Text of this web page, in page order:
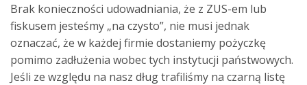
Brak konieczności udowadniania, że z ZUS-em lub
fiskusem jesteśmy „na czysto”, nie musi jednak
oznaczać, że w każdej firmie dostaniemy pożyczkę
pomimo zadłużenia wobec tych instytucji państwowych.
Jeśli ze względu na nasz dług trafiliśmy na czarną listę